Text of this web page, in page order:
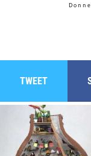
TWEET